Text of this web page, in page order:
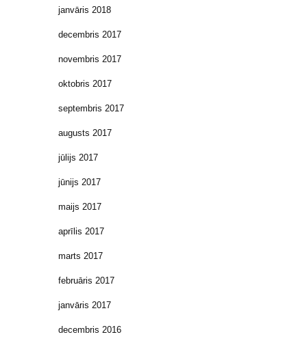
janvāris 2018
decembris 2017
novembris 2017
oktobris 2017
septembris 2017
augusts 2017
jūlijs 2017
jūnijs 2017
maijs 2017
aprīlis 2017
marts 2017
februāris 2017
janvāris 2017
decembris 2016